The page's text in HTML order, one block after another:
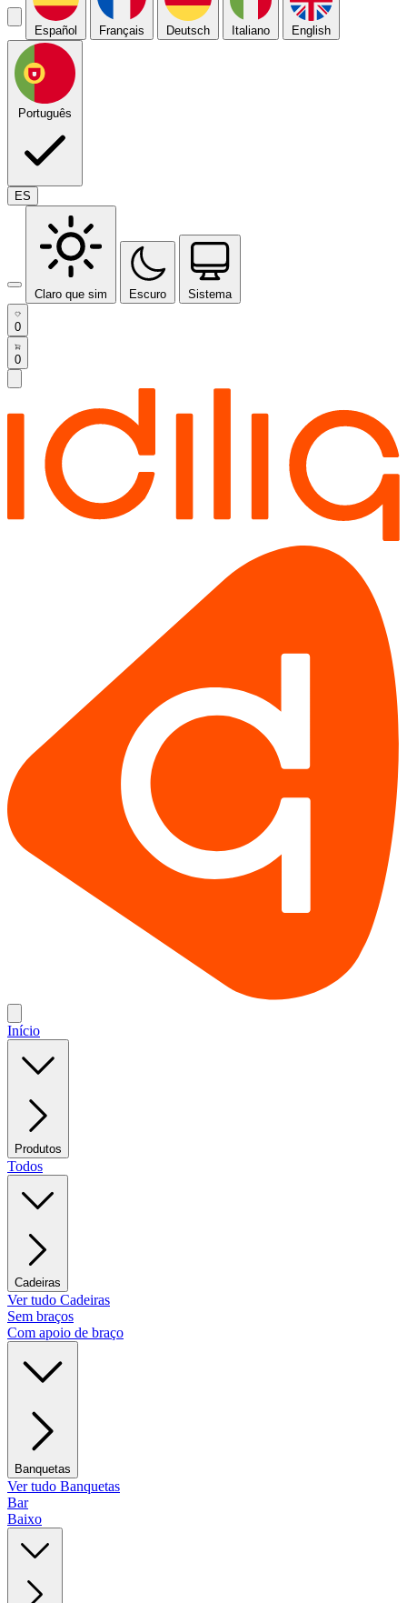
Español Français Deutsch Italiano English
Português
ES
Claro que sim Escuro Sistema
0
0
Início
Produtos
Todos
Cadeiras
Ver tudo Cadeiras
Sem braços
Com apoio de braço
Banquetas
Ver tudo Banquetas
Bar
Baixo